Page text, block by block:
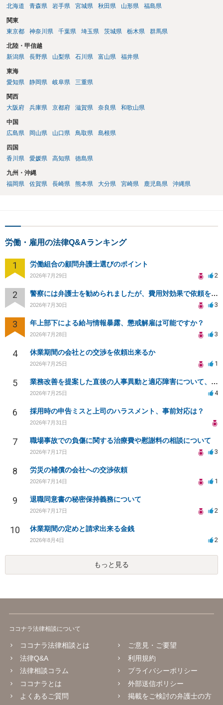
北海道
青森県 岩手県 宮城県 秋田県 山形県 福島県
関東
東京都
神奈川県 千葉県 埼玉県 茨城県 栃木県 群馬県
北陸・甲信越
新潟県
長野県 山梨県 石川県 富山県 福井県
東海
愛知県
静岡県 岐阜県 三重県
関西
大阪府
兵庫県 京都府 滋賀県 奈良県 和歌山県
中国
広島県
岡山県 山口県 鳥取県 島根県
四国
香川県
愛媛県 高知県 徳島県
九州・沖縄
福岡県
佐賀県 長崎県 熊本県 大分県 宮崎県 鹿児島県 沖縄県
労働・雇用の法律Q&Aランキング
1 労働組合の顧問弁護士選びのポイント
2026年7月29日 2
2 警察には弁護士を勧められましたが、費用対効果で依頼をすることを躊躇しています。
2026年7月30日 3
3 年上部下による給与情報暴露、懲戒解雇は可能ですか？
2026年7月28日 3
4 休業期間の会社との交渉を依頼出来るか
2026年7月25日 1
5 業務改善を提案した直後の人事異動と適応障害について、法的に問題があるか相談したいです。
2026年7月25日 4
6 採用時の申告ミスと上司のハラスメント、事前対応は？
2026年7月31日
7 職場事故での負傷に関する治療費や慰謝料の相談について
2026年7月17日 3
8 労災の補償の会社への交渉依頼
2026年7月14日 1
9 退職同意書の秘密保持義務について
2026年7月17日 2
10 休業期間の定めと請求出来る金銭
2026年8月4日 2
もっと見る
ココナラ法律相談について
ココナラ法律相談とは
法律Q&A
法律相談コラム
ココナラとは
よくあるご質問
ご意見・ご要望
利用規約
プライバシーポリシー
外部送信ポリシー
掲載をご検討の弁護士の方